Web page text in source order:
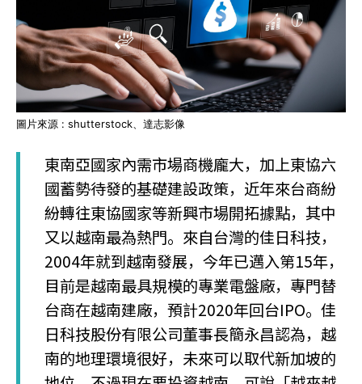
圖片來源 : shutterstock、達志影像
東南亞國家內需市場商機龐大，加上東協六
國蓄勢待發的基礎建設政策，近年來台商紛
紛轉往東協國家等新興市場開拓據點，其中
又以越南最為熱門。來自台灣的佳日科技，
2004年就到越南發展，今年已邁入第15年，
目前是越南最具規模的專業電盤廠，專門替
台商在越南建廠，預計2020年回台IPO。佳
日科技股份有限公司董事長簡永昌認為，越
南的地理環境很好，未來可以取代新加坡的